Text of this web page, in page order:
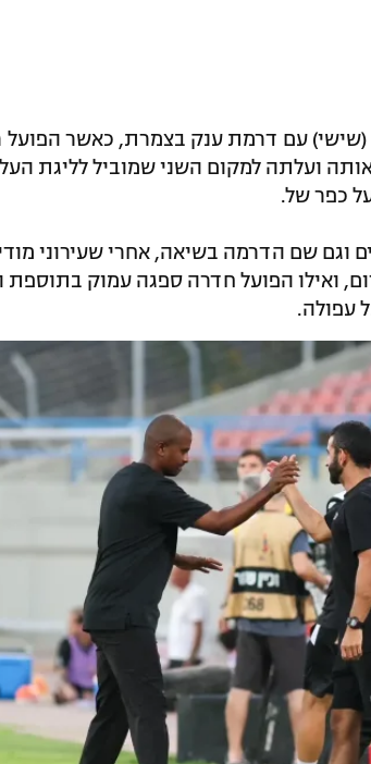
היום (שישי) עם דרמת ענק בצמרת, כאשר
אותה ועלתה למקום השני שמוביל לליגת
וגם שם הדרמה בשיאה, אחרי שעירוני
האדום, ואילו הפועל חדרה ספגה עמוק בתוספת